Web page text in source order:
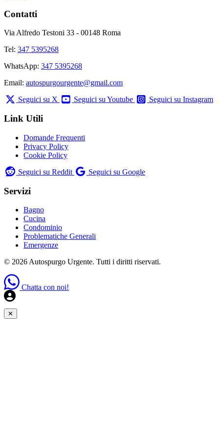
Contatti
Via Alfredo Testoni 33 - 00148 Roma
Tel: 347 5395268
WhatsApp: 347 5395268
Email: autospurgourgente@gmail.com
Seguici su X
Seguici su Youtube Seguici su Instagram
Link Utili
Domande Frequenti
Privacy Policy
Cookie Policy
Seguici su Reddit
Seguici su Google
Servizi
Bagno
Cucina
Condominio
Problematiche Generali
Emergenze
© 2026 Autospurgo Urgente. Tutti i diritti riservati.
Chatta con noi!
✕